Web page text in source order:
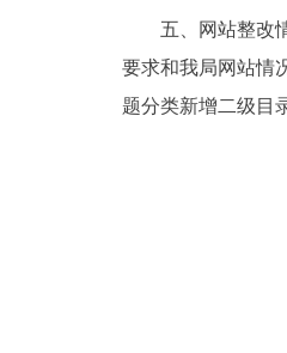
五、网站整改情
要求和我局网站情
题分类新增二级目